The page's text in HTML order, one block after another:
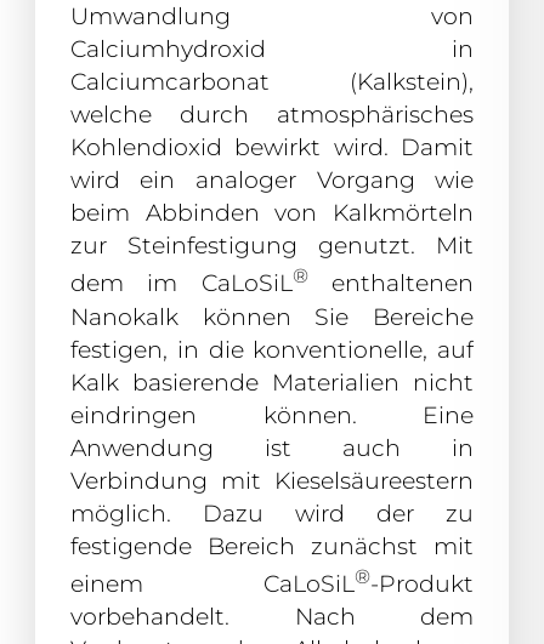
Umwandlung von
Calciumhydroxid in
Calciumcarbonat (Kalkstein),
welche durch atmosphärisches
Kohlendioxid bewirkt wird. Damit
wird ein analoger Vorgang wie
beim Abbinden von Kalkmörteln
zur Steinfestigung genutzt. Mit
dem im CaLoSiL®enthaltenen
Nanokalk können Sie Bereiche
festigen, in die konventionelle, auf
Kalk basierende Materialien nicht
eindringen können. Eine
Anwendung ist auch in
Verbindung mit Kieselsäureestern
möglich. Dazu wird der zu
festigende Bereich zunächst mit
einem CaLoSiL®-Produkt
vorbehandelt. Nach dem